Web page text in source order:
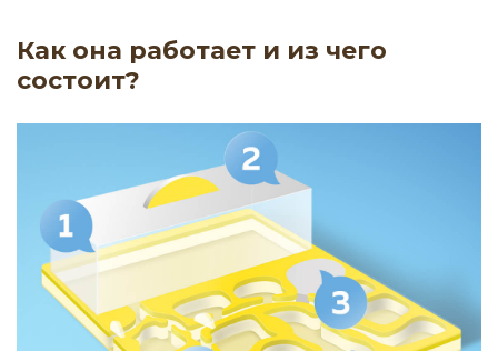
Как она работает и из чего
состоит?